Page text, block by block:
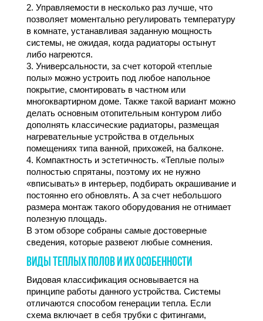
2. Управляемости в несколько раз лучше, что
позволяет моментально регулировать температуру
в комнате, устанавливая заданную мощность
системы, не ожидая, когда радиаторы остынут
либо нагреются.
3. Универсальности, за счет которой «теплые
полы» можно устроить под любое напольное
покрытие, смонтировать в частном или
многоквартирном доме. Также такой вариант можно
делать основным отопительным контуром либо
дополнять классические радиаторы, размещая
нагревательные устройства в отдельных
помещениях типа ванной, прихожей, на балконе.
4. Компактность и эстетичность. «Теплые полы»
полностью спрятаны, поэтому их не нужно
«вписывать» в интерьер, подбирать окрашивание и
постоянно его обновлять. А за счет небольшого
размера монтаж такого оборудования не отнимает
полезную площадь.
В этом обзоре собраны самые достоверные
сведения, которые развеют любые сомнения.
ВИДЫ ТЕПЛЫХ ПОЛОВ И ИХ ОСОБЕННОСТИ
Видовая классификация основывается на
принципе работы данного устройства. Системы
отличаются способом генерации тепла. Если
схема включает в себя трубки с фитингами,